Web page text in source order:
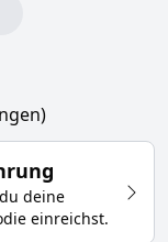
)
deine
einreichst.